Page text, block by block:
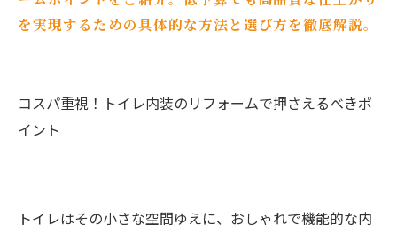
を実現するための具体的な方法と選び方を徹底解説。
コスパ重視！トイレ内装のリフォームで押さえるべきポ
イント
トイレはその小さな空間ゆえに、おしゃれで機能的な内